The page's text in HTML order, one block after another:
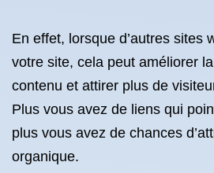
En effet, lorsque d’autres sites
votre site, cela peut améliorer
contenu et attirer plus de
Plus vous avez de liens qui
plus vous avez de chances
organique.